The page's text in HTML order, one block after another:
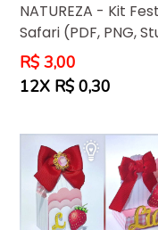
NATUREZA - Kit
Safari (PDF, PNG,
Preço
normal
R$ 3,00
12X R$ 0,30